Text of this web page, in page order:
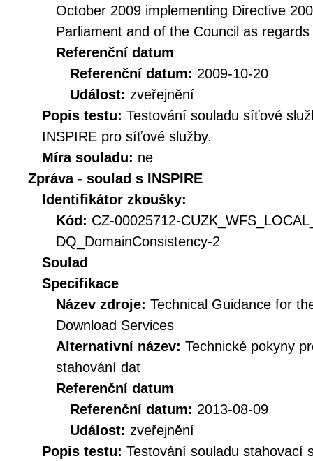
October 2009 implementing Directive
Parliament and of the Council as
Referenční datum
Referenční datum: 2009-10-20
Událost: zveřejnění
Popis testu: Testování souladu síťové
INSPIRE pro síťové služby.
Míra souladu: ne
Zpráva - soulad s INSPIRE
Identifikátor zkoušky:
Kód: CZ-00025712-
DQ_DomainConsistency-2
Soulad
Specifikace
Název zdroje: Technical Guidance for
Download Services
Alternativní název: Technické pokyny
stahování dat
Referenční datum
Referenční datum: 2013-08-09
Událost: zveřejnění
Popis testu: Testování souladu stahovací